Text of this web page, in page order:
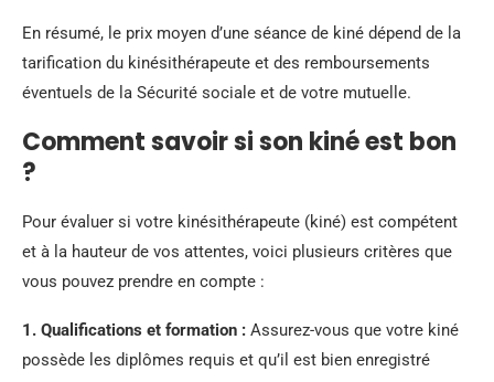
En résumé, le prix moyen d’une séance de kiné dépend de la
tarification du kinésithérapeute et des remboursements
éventuels de la Sécurité sociale et de votre mutuelle.
Comment savoir si son kiné est bon
?
Pour évaluer si votre kinésithérapeute (kiné) est compétent
et à la hauteur de vos attentes, voici plusieurs critères que
vous pouvez prendre en compte :
1. Qualifications et formation : Assurez-vous que votre kiné
possède les diplômes requis et qu’il est bien enregistré